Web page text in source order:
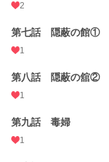
2
第七話 隠蔽の館①
1
第八話 隠蔽の舘②
1
第九話 毒婦
1